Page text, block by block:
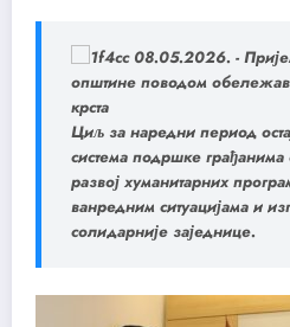
Циљ за наредни период
система подршке
развој хуманитарних
ванредним ситуацијама и
солидарније заједнице.